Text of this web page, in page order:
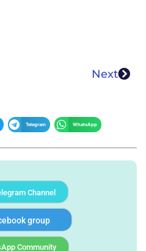
Next
Telegram WhatsApp
Channel
group
Community